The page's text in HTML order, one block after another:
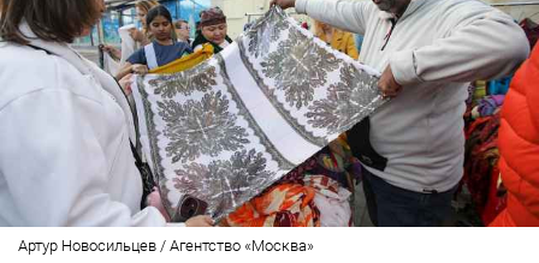
Артур Новосильцев / Агентство «Москва»